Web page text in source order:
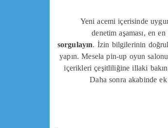
Yeni acemi içerisinde
denetim aşaması, en
sorgulayın. İzin bilgilerinin
yapın. Mesela pin-up oyun
içerikleri çeşitliliğine illaki
Daha sonra akabinde